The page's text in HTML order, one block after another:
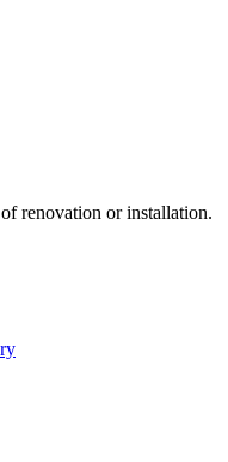
renovation or installation.